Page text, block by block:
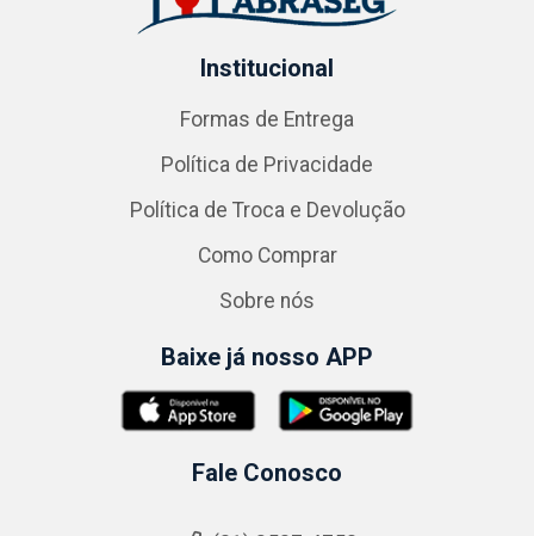
Institucional
Formas de Entrega
Política de Privacidade
Política de Troca e Devolução
Como Comprar
Sobre nós
Baixe já nosso APP
Fale Conosco